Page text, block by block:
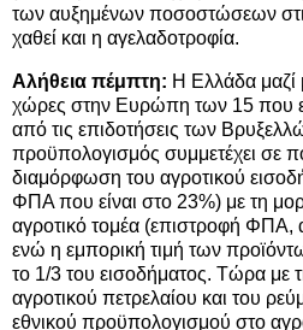
των αυξημένων ποσοστώσεων
χαθεί και η αγελαδοτροφία.
Αλήθεια πέμπτη: Η Ελλάδα μαζί
χώρες στην Ευρώπη των 15 που
από τις επιδοτήσεις των
προϋπολογισμός συμμετέχει σε
διαμόρφωση του αγροτικού
ΦΠΑ που είναι στο 23%) με τη
αγροτικό τομέα (επιστροφή ΦΠΑ,
ενώ η εμπορική τιμή των
το 1/3 του εισοδήματος. Τώρα με
αγροτικού πετρελαίου και του
εθνικού προϋπολογισμού στο